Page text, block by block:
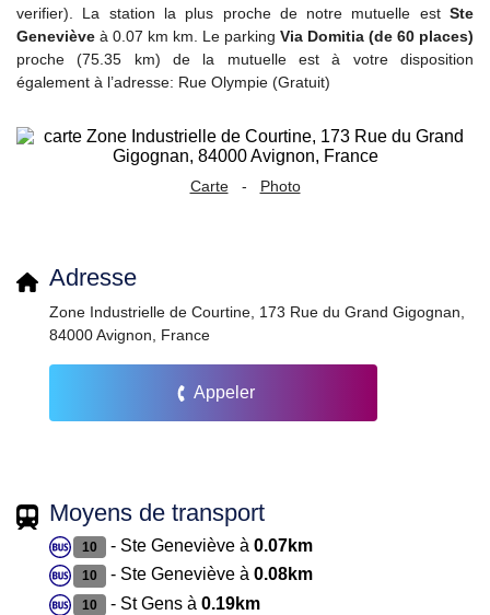
verifier). La station la plus proche de notre mutuelle est Ste
Geneviève à 0.07 km km. Le parking Via Domitia (de 60 places)
proche (75.35 km) de la mutuelle est à votre disposition
également à l’adresse: Rue Olympie (Gratuit)
Carte - Photo
Adresse
Zone Industrielle de Courtine, 173 Rue du Grand Gigognan,
84000 Avignon, France
Appeler
Moyens de transport
10 - Ste Geneviève à 0.07km
10 - Ste Geneviève à 0.08km
10 - St Gens à 0.19km